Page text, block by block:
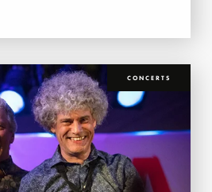
CONCERTS